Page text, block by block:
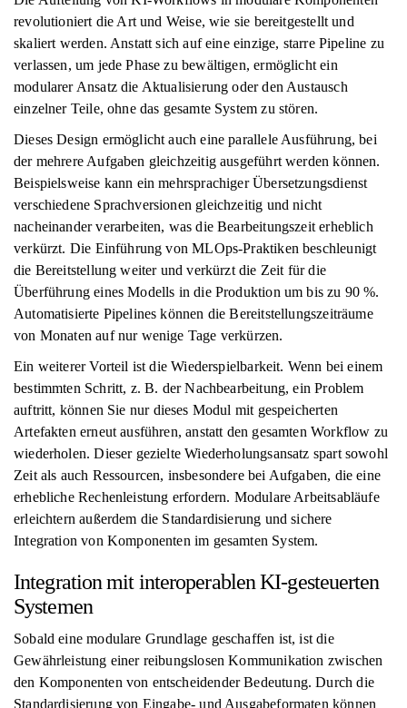
revolutioniert die Art und Weise, wie sie bereitgestellt und
skaliert werden. Anstatt sich auf eine einzige, starre Pipeline zu
verlassen, um jede Phase zu bewältigen, ermöglicht ein
modularer Ansatz die Aktualisierung oder den Austausch
einzelner Teile, ohne das gesamte System zu stören.
Dieses Design ermöglicht auch eine parallele Ausführung, bei
der mehrere Aufgaben gleichzeitig ausgeführt werden können.
Beispielsweise kann ein mehrsprachiger Übersetzungsdienst
verschiedene Sprachversionen gleichzeitig und nicht
nacheinander verarbeiten, was die Bearbeitungszeit erheblich
verkürzt. Die Einführung von MLOps-Praktiken beschleunigt
die Bereitstellung weiter und verkürzt die Zeit für die
Überführung eines Modells in die Produktion um bis zu 90 %.
Automatisierte Pipelines können die Bereitstellungszeiträume
von Monaten auf nur wenige Tage verkürzen.
Ein weiterer Vorteil ist die Wiederspielbarkeit. Wenn bei einem
bestimmten Schritt, z. B. der Nachbearbeitung, ein Problem
auftritt, können Sie nur dieses Modul mit gespeicherten
Artefakten erneut ausführen, anstatt den gesamten Workflow zu
wiederholen. Dieser gezielte Wiederholungsansatz spart sowohl
Zeit als auch Ressourcen, insbesondere bei Aufgaben, die eine
erhebliche Rechenleistung erfordern. Modulare Arbeitsabläufe
erleichtern außerdem die Standardisierung und sichere
Integration von Komponenten im gesamten System.
Integration mit interoperablen KI-gesteuerten
Systemen
Sobald eine modulare Grundlage geschaffen ist, ist die
Gewährleistung einer reibungslosen Kommunikation zwischen
den Komponenten von entscheidender Bedeutung. Durch die
Standardisierung von Eingabe- und Ausgabeformaten können